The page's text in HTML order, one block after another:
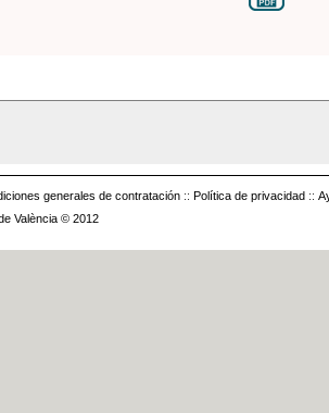
generales de contratación :: Política de privacidad ::
València © 2012